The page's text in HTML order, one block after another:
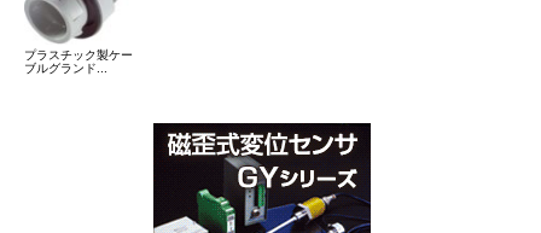
プラスチック製ケー
ブルグランド...